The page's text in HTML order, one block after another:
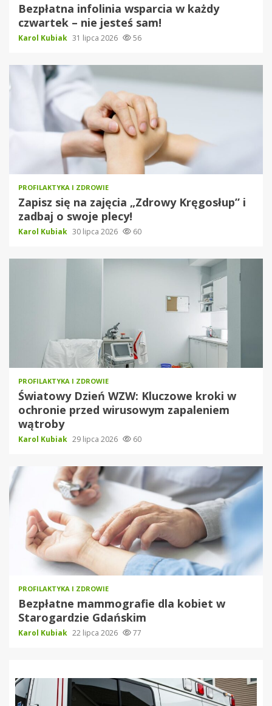
Bezpłatna infolinia wsparcia w każdy
czwartek – nie jesteś sam!
Karol Kubiak 31 lipca 2026 56
PROFILAKTYKA I ZDROWIE
Zapisz się na zajęcia „Zdrowy Kręgosłup” i
zadbaj o swoje plecy!
Karol Kubiak 30 lipca 2026 60
PROFILAKTYKA I ZDROWIE
Światowy Dzień WZW: Kluczowe kroki w
ochronie przed wirusowym zapaleniem
wątroby
Karol Kubiak 29 lipca 2026 60
PROFILAKTYKA I ZDROWIE
Bezpłatne mammografie dla kobiet w
Starogardzie Gdańskim
Karol Kubiak 22 lipca 2026 77